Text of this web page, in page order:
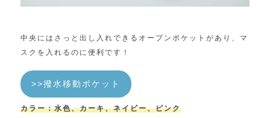
中央にはさっと出し入れできるオープンポケットがあり、マ
スクを入れるのに便利です！
>>撥水移動ポケット
カラー：水色、カーキ、ネイビー、ピンク